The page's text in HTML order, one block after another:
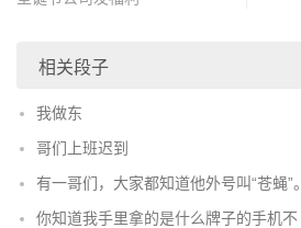
相关段子
我做东
哥们上班迟到
有一哥们，大家都知道他外号叫“苍蝇”。
你知道我手里拿的是什么牌子的手机不